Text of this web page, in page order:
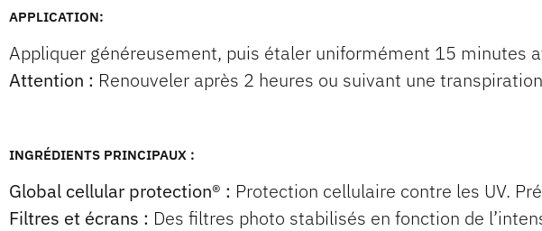
APPLICATION:
Appliquer généreusement, puis étaler uniformément 15 minutes
Attention : Renouveler après 2 heures ou suivant une
INGRÉDIENTS PRINCIPAUX :
Global cellular protection® : Protection cellulaire contre les UV.
Filtres et écrans : Des filtres photo stabilisés en fonction de